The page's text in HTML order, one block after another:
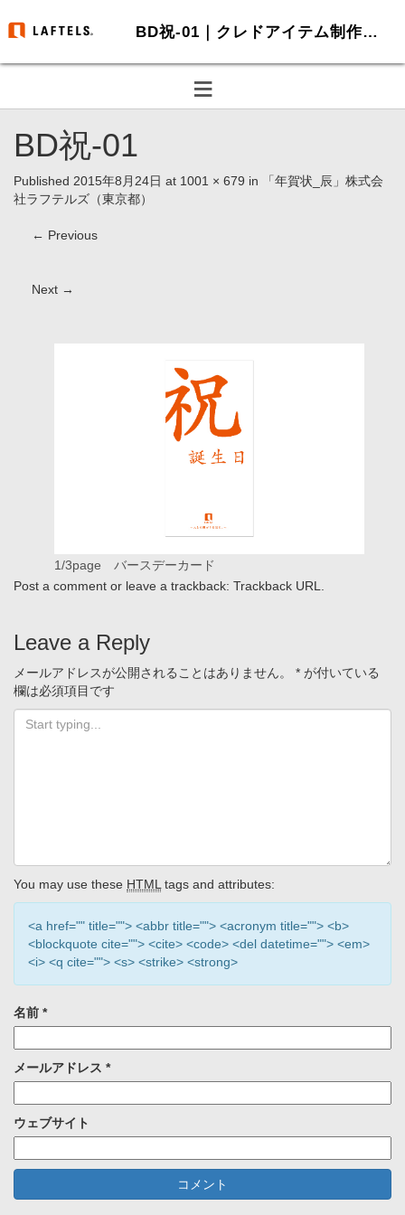
BD祝-01｜クレドアイテム制作・HP制作-ラフテルズ
≡
BD祝-01
Published 2015年8月24日 at 1001 × 679 in
「年賀状_辰」株式会
社ラフテルズ（東京都）
← Previous
Next →
1/3page バースデーカード
Post a comment or leave a trackback: Trackback URL
Leave a Reply
メールアドレスが公開されることはありません。 * が付いている
欄は必須項目です
You may use these HTML tags and attributes:
<a href="" title=""> <abbr title=""> <acronym title=""> <b>
<blockquote cite=""> <cite> <code> <del datetime=""> <em>
<i> <q cite=""> <s> <strike> <strong>
名前 *
メールアドレス *
ウェブサイト